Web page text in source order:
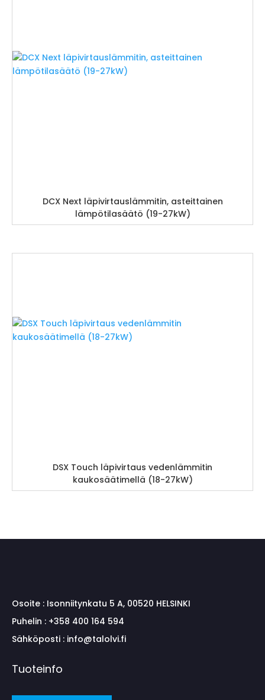
DCX Next läpivirtauslämmitin, asteittainen
lämpötilasäätö (19-27kW)
DSX Touch läpivirtaus vedenlämmitin
kaukosäätimellä (18-27kW)
Osoite : Isonniitynkatu 5 A, 00520 HELSINKI
Puhelin : +358 400 164 594
Sähköposti : info@talolvi.fi
Tuoteinfo